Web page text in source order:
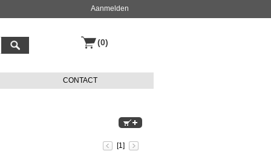
Aanmelden
(0)
CONTACT
[1]